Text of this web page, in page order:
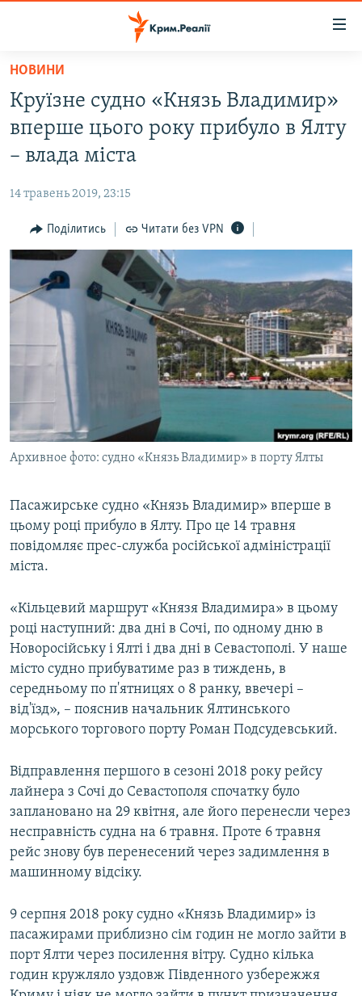
Перейти
основного
матеріалу
Перейти
основної
навігації
Перейти
до
пошуку
ВОДА.КРИМ
ВІДЕО ТА ФОТО
БЛОГИ
ПОГЛЯД
ІНТЕРВ'Ю
ВСЕ ЗА ДЕНЬ
СПЕЦПРОЕКТИ
ДЕПОРТАЦІЯ
ВІДЕОУРОКИ «ELIFBE»
СВІДЧЕННЯ ОКУПАЦІЇ
УКРАЇНСЬКА ПРОБЛЕМА КРИМУ
ІНФОГРАФІКА
ЯК ОБІЙТИ БЛОКУВАННЯ
Русский
Qırımtatar
ДОЛУЧАЙСЯ!
Усі сайти RFE/RL
НОВИНИ
Круїзне судно «Князь Владимир»
вперше цього року прибуло в Ялту
– влада міста
14 травень 2019, 23:15
Поділитись Читати без VPN
Архивное фото: судно «Князь Владимир» в порту Ялты
Пасажирське судно «Князь Владимир» вперше в
цьому році прибуло в Ялту. Про це 14 травня
повідомляє прес-служба російської адміністрації
міста.
«Кільцевий маршрут «Князя Владимира» в цьому
році наступний: два дні в Сочі, по одному дню в
Новоросійську і Ялті і два дні в Севастополі. У наше
місто судно прибуватиме раз в тиждень, в
середньому по п'ятницях о 8 ранку, ввечері –
від'їзд», – пояснив начальник Ялтинського
морського торгового порту Роман Подсудевський.
Відправлення першого в сезоні 2018 року рейсу
лайнера з Сочі до Севастополя спочатку було
заплановано на 29 квітня, але його перенесли через
несправність судна на 6 травня. Проте 6 травня
рейс знову був перенесений через задимлення в
машинному відсіку.
9 серпня 2018 року судно «Князь Владимир» із
пасажирами приблизно сім годин не могло зайти в
порт Ялти через посилення вітру. Судно кілька
годин кружляло уздовж Південного узбережжя